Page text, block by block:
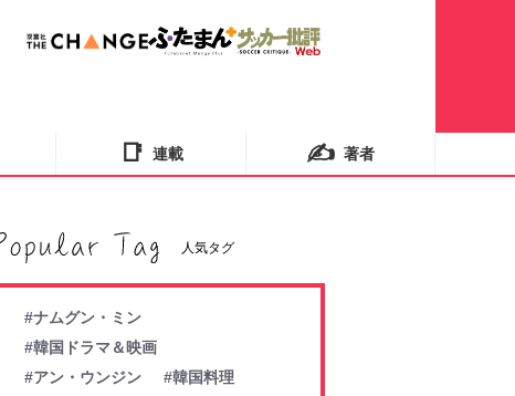
📑 連載 ✍️ 著者
人気タグ
#ナムグン・ミン
#韓国ドラマ＆映画
#アン・ウンジン
#韓国料理